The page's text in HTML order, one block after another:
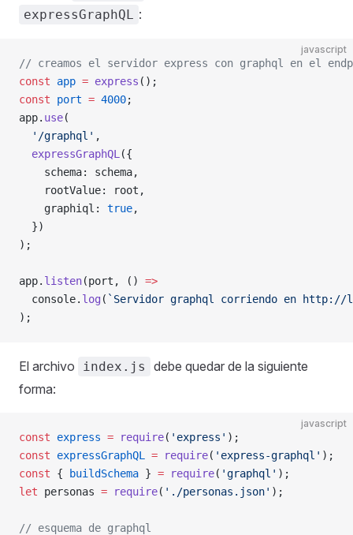
expressGraphQL :
javascript
// creamos el servidor express con graphql en el
const app = express ();
const port = 4000;
app. use(
  '/graphql'
,
  expressGraphQL
({
    schema: schema,
    rootValue: root,
    graphiql:
true,
  })
);
app. listen(port, () =>
  console.
log ( `Servidor graphql corriendo en http://
);
El archivo index.js
debe quedar de la siguiente
forma:
javascript
const express = require( 'express' );
const expressGraphQL = require( 'express-graphql' );
const { buildSchema } = require( 'graphql' );
let personas = require( './personas.json' );
// esquema de graphql